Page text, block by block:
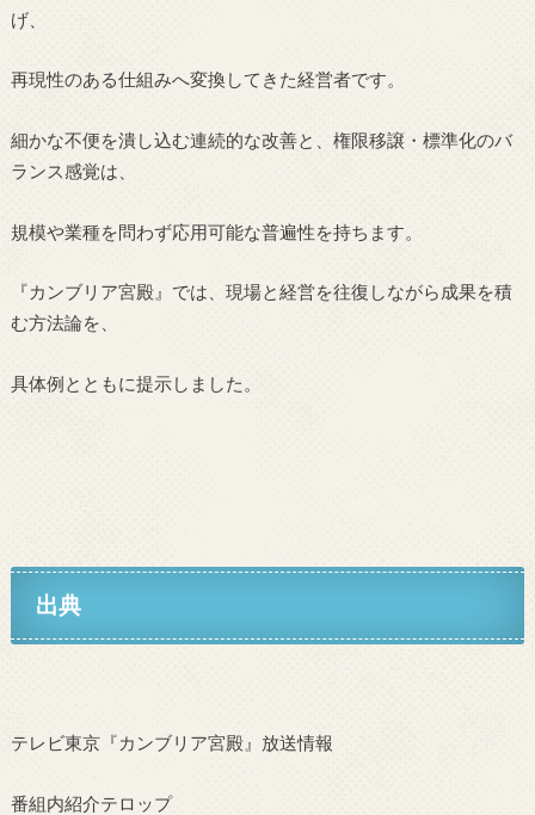
げ、
再現性のある仕組みへ変換してきた経営者です。
細かな不便を潰し込む連続的な改善と、権限移譲・標準化のバ
ランス感覚は、
規模や業種を問わず応用可能な普遍性を持ちます。
『カンブリア宮殿』では、現場と経営を往復しながら成果を積
む方法論を、
具体例とともに提示しました。
出典
テレビ東京『カンブリア宮殿』放送情報
番組内紹介テロップ